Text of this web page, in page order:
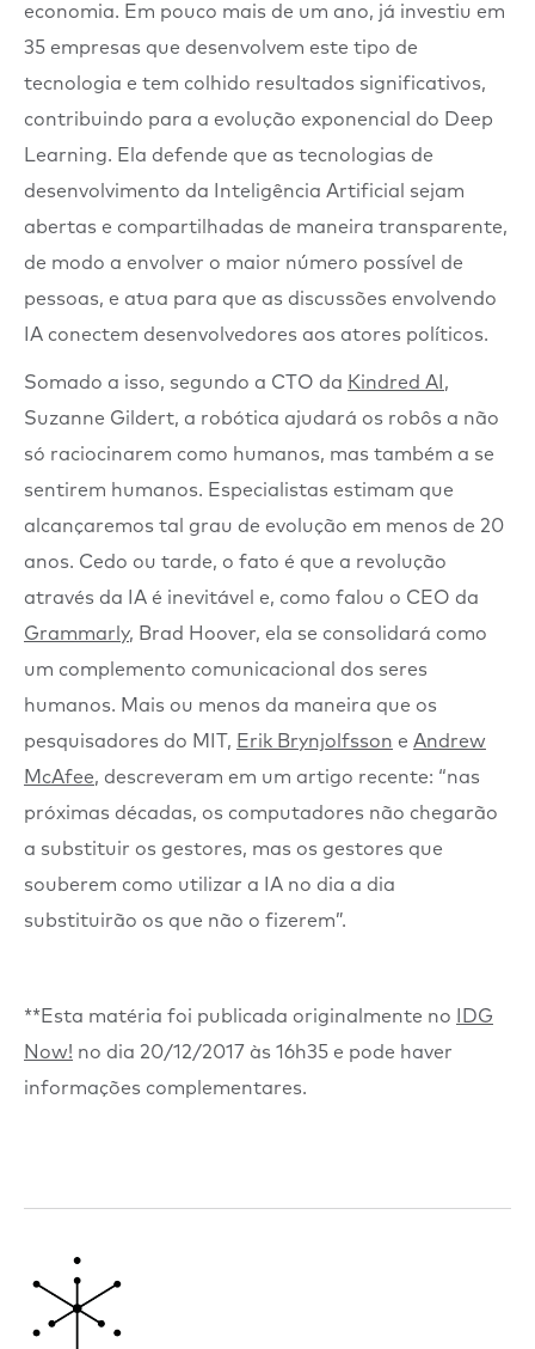
economia. Em pouco mais de um ano, já investiu em
35 empresas que desenvolvem este tipo de
tecnologia e tem colhido resultados significativos,
contribuindo para a evolução exponencial do Deep
Learning. Ela defende que as tecnologias de
desenvolvimento da Inteligência Artificial sejam
abertas e compartilhadas de maneira transparente,
de modo a envolver o maior número possível de
pessoas, e atua para que as discussões envolvendo
IA conectem desenvolvedores aos atores políticos.
Somado a isso, segundo a CTO da Kindred AI ,
Suzanne Gildert, a robótica ajudará os robôs a não
só raciocinarem como humanos, mas também a se
sentirem humanos. Especialistas estimam que
alcançaremos tal grau de evolução em menos de 20
anos. Cedo ou tarde, o fato é que a revolução
através da IA é inevitável e, como falou o CEO da
Grammarly, Brad Hoover, ela se consolidará como
um complemento comunicacional dos seres
humanos. Mais ou menos da maneira que os
pesquisadores do MIT, Erik Brynjolfsson e Andrew
McAfee, descreveram em um artigo recente: “nas
próximas décadas, os computadores não chegarão
a substituir os gestores, mas os gestores que
souberem como utilizar a IA no dia a dia
substituirão os que não o fizerem”.
**Esta matéria foi publicada originalmente no
IDG
Now! no dia 20/12/2017 às 16h35 e pode haver
informações complementares.